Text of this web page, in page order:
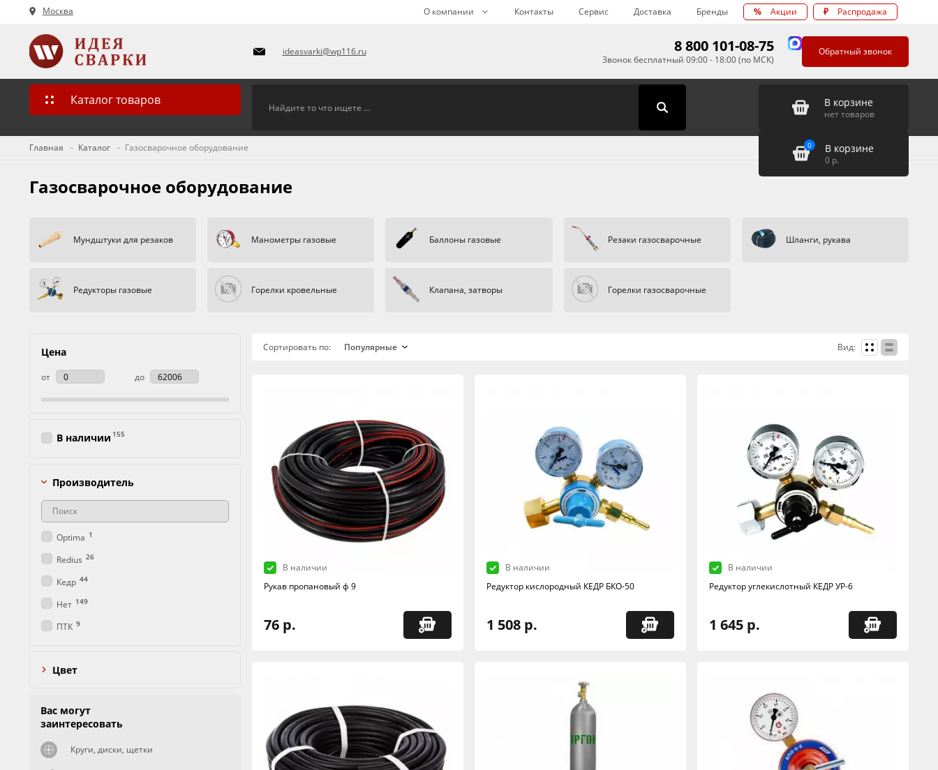
Москва О компании Контакты Сервис Доставка Бренды % Акции ₽ Распродажа
ideasvarki@wp116.ru 8 800 101-08-75
Звонок бесплатный 09:00 - 18:00 (по МСК)
Обратный звонок
Каталог товаров В корзине
нет товаров
0 В корзине
0 р.
Главная Каталог Газосварочное оборудование
Газосварочное оборудование
Мундштуки для резаков Манометры газовые Баллоны газовые Резаки газосварочные Шланги, рукава
Редукторы газовые Горелки кровельные Клапана, затворы Горелки газосварочные
Сортировать по: Вид:
В наличии
Рукав пропановый ф 9
76 р.
В наличии
Редуктор кислородный КЕДР БКО-50
1 508 р.
В наличии
Редуктор углекислотный КЕДР УР-6
1 645 р.
Цена
от до
В наличии 155
Производитель
Optima 1
Redius 26
Кедр 44
Нет 149
ПТК 9
Цвет
Вас могут
заинтересовать
Круги, диски, щетки